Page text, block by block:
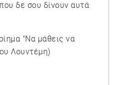
δε σου δίνουν αυτά
"Να μάθεις να
Λουντέμη)